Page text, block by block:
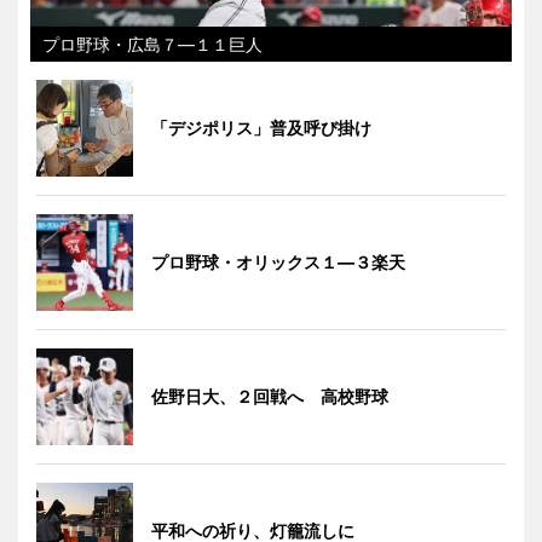
プロ野球・広島７―１１巨人
「デジポリス」普及呼び掛け
プロ野球・オリックス１―３楽天
佐野日大、２回戦へ 高校野球
平和への祈り、灯籠流しに